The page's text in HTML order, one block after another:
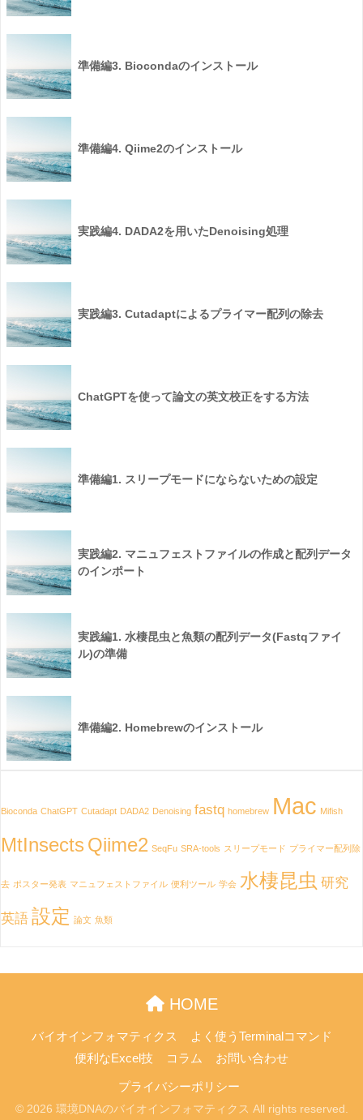
準備編3. Biocondaのインストール
準備編4. Qiime2のインストール
実践編4. DADA2を用いたDenoising処理
実践編3. Cutadaptによるプライマー配列の除去
ChatGPTを使って論文の英文校正をする方法
準備編1. スリープモードにならないための設定
実践編2. マニュフェストファイルの作成と配列データ
のインポート
実践編1. 水棲昆虫と魚類の配列データ(Fastqファイ
ル)の準備
準備編2. Homebrewのインストール
Bioconda ChatGPT Cutadapt DADA2 Denoising fastq homebrew Mac Mifish
MtInsects Qiime2 SeqFu SRA-tools スリープモード プライマー配列除
去 ポスター発表 マニュフェストファイル 便利ツール 学会 水棲昆虫 研究
英語 設定 論文 魚類
HOME
バイオインフォマティクス
よく使うTerminalコマンド
便利なExcel技
コラム お問い合わせ
プライバシーポリシー
© 2026 環境DNAのバイオインフォマティクス All rights reserved.